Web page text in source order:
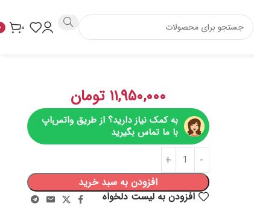
۰
۱۱,۹۵۰,۰۰۰ تومان
به کمک نیاز دارید؟ از طریق واتس‌اپ
با ما تماس بگیرید
افزودن به سبد خرید
افزودن به لیست دلخواه